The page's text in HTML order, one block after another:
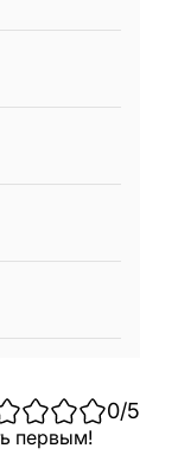
0/5
первым!